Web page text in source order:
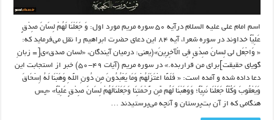
اسم امام علی علیه السلام درآیه ۵۰ سوره مریم مورد اول: وَ جَعَلْنَا لَهُمْ لِسَانَ صِدْقٍ
عَلِیّاً خداوند در سوره شعرا، آیه ۸۴ این دعای حضرت ابراهیم را نقل می‌فرماید که:
« وَاجْعَل لی لِسانَ صِدْقٍ فِی الْآخِرِینَ»(یعنی: درمیان آیندگان، «لسان صدق»ی[= زبانِ
گویای حقیقت]برای من قراربده.» در سوره مریم (آیات ۴۹-۵۰) خبر از استجابت این
دعا داده شده و آمده است: « فَلَمَّا اعْتَزَلَهُمْ وَمَا یَعْبُدُونَ مِن دُونِ اللَّهِ وَهَبْنَا لَهُ إِسْحَاقَ
وَیَعْقُوبَ وَکُلّاً جَعَلْنَا نَبِیّاً؛ وَوَهَبْنَا لَهُم مِّن رَّحْمَتِنَا وَجَعَلْنَالَهُمْ لِسَانَ صِدْقٍ عَلِیّاً» «پس
هنگامی که از آن بت‌پرستان و آنچه می‌پرستیدند …